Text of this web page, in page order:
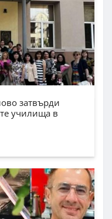
затвърди
училища в